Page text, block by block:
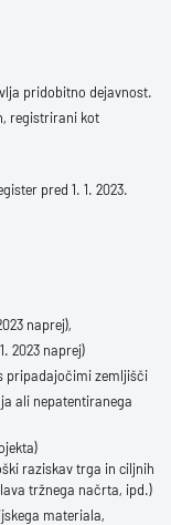
pridobitno dejavnost.
registrirani kot
pred 1. 1. 2023.
naprej),
2023 naprej)
pripadajočimi zemljišči
ali nepatentiranega
raziskav trga in ciljnih
tržnega načrta, ipd.)
materiala,